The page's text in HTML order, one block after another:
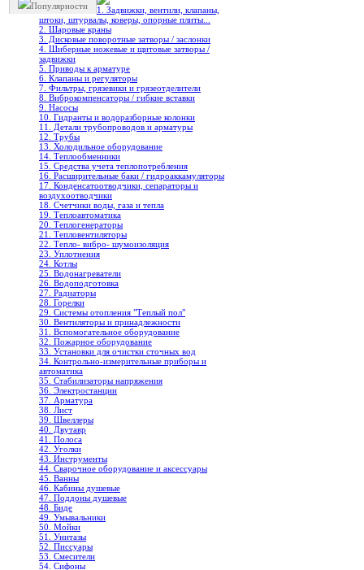
Популярности
1. Задвижки, вентили, клапаны,
штоки, штурвалы, коверы, опорные плиты...
2. Шаровые краны
3. Дисковые поворотные затворы / заслонки
4. Шиберные ножевые и щитовые затворы /
задвижки
5. Приводы к арматуре
6. Клапаны и регуляторы
7. Фильтры, грязевики и грязеотделители
8. Виброкомпенсаторы / гибкие вставки
9. Насосы
10. Гидранты и водоразборные колонки
11. Детали трубопроводов и арматуры
12. Трубы
13. Холодильное oборудование
14. Теплообменники
15. Средства учета теплопотребления
16. Расширительные баки / гидроаккамуляторы
17. Конденсатоотводчики, сепараторы и
воздухоотводчики
18. Счетчики воды, газа и тепла
19. Теплоавтоматика
20. Теплогенераторы
21. Тепловентиляторы
22. Тепло- вибро- шумоизоляция
23. Уплотнения
24. Котлы
25. Водонагреватели
26. Водоподготовка
27. Радиаторы
28. Горелки
29. Системы отопления "Теплый пол"
30. Вентиляторы и принадлежности
31. Вспомогательное оборудование
32. Пожарное оборудование
33. Установки для очистки сточных вод
34. Контрольно-измерительные приборы и
автоматика
35. Стабилизаторы напряжения
36. Электростанции
37. Арматура
38. Лист
39. Швеллеры
40. Двутавр
41. Полоса
42. Уголки
43. Инструменты
44. Сварочное оборудование и аксессуары
45. Ванны
46. Кабины душевые
47. Поддоны душевые
48. Биде
49. Умывальники
50. Мойки
51. Унитазы
52. Писсуары
53. Смесители
54. Сифоны